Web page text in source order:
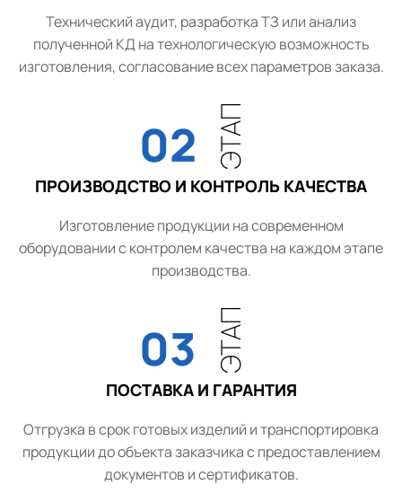
Технический аудит, разработка ТЗ или анализ
полученной КД на технологическую возможность
изготовления, согласование всех параметров заказа.
02 ЭТАП
ПРОИЗВОДСТВО И КОНТРОЛЬ КАЧЕСТВА
Изготовление продукции на современном
оборудовании с контролем качества на каждом этапе
производства.
03 ЭТАП
ПОСТАВКА И ГАРАНТИЯ
Отгрузка в срок готовых изделий и транспортировка
продукции до объекта заказчика с предоставлением
документов и сертификатов.